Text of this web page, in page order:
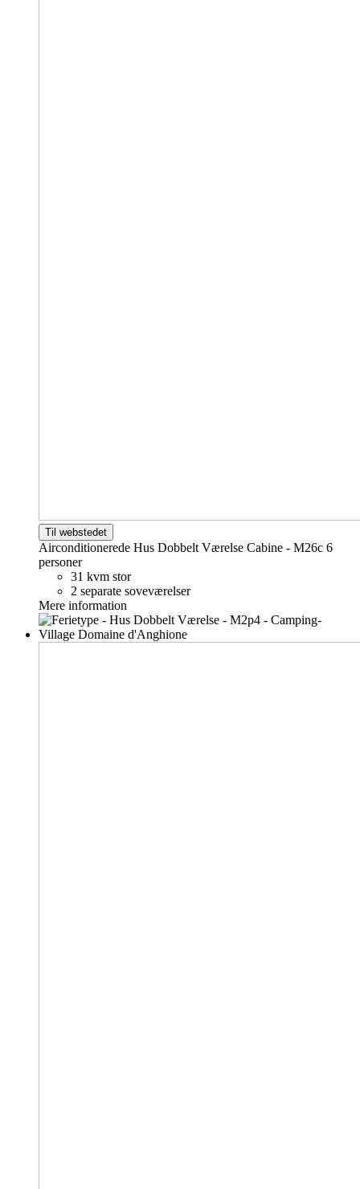
Til webstedet
Airconditionerede Hus Dobbelt Værelse Cabine - M26c 6
personer
31 kvm stor
2 separate soveværelser
Mere information